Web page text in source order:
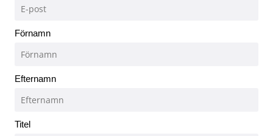
Förnamn
Efternamn
Titel